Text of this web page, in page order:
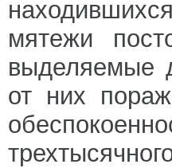
мятежи
выделяемые
от них